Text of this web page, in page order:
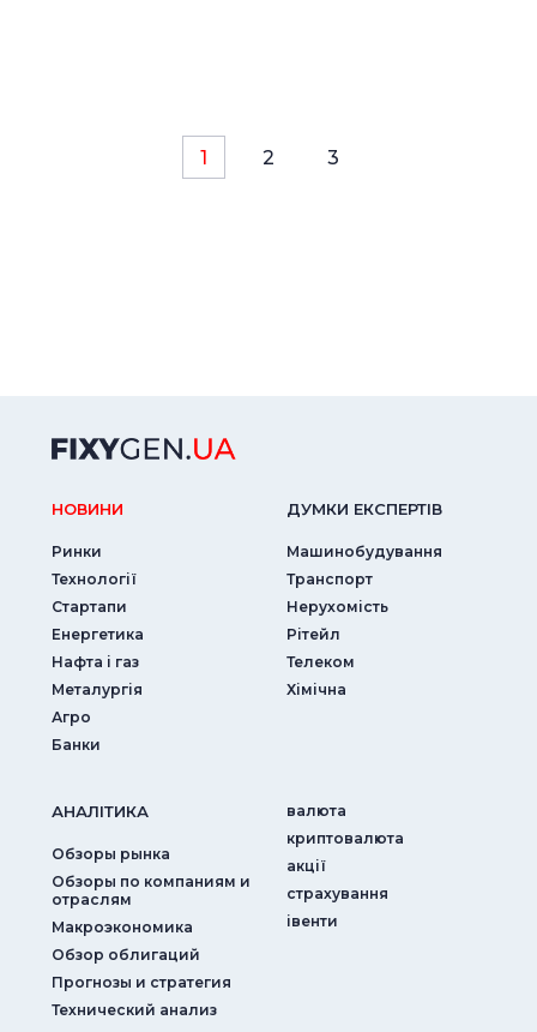
1 2 3
НОВИНИ
Ринки
Технології
Стартапи
Енергетика
Нафта і газ
Металургія
Агро
Банки
ДУМКИ ЕКСПЕРТIВ
Машинобудування
Транспорт
Нерухомість
Рітейл
Телеком
Хімічна
АНАЛIТИКА
Обзоры рынка
Обзоры по компаниям и
отраслям
Макроэкономика
Обзор облигаций
Прогнозы и стратегия
Технический анализ
валюта
криптовалюта
акції
страхування
iвенти